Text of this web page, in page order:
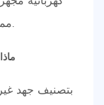
مما يؤدي في النهاية إلى انهيار عازل كارثي.